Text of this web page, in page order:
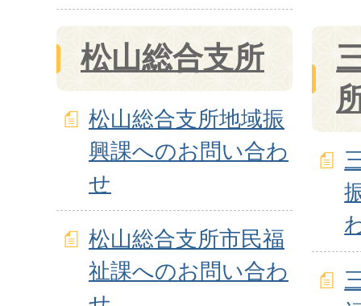
松山総合支所
松山総合支所地域振
興課へのお問い合わ
せ
松山総合支所市民福
祉課へのお問い合わ